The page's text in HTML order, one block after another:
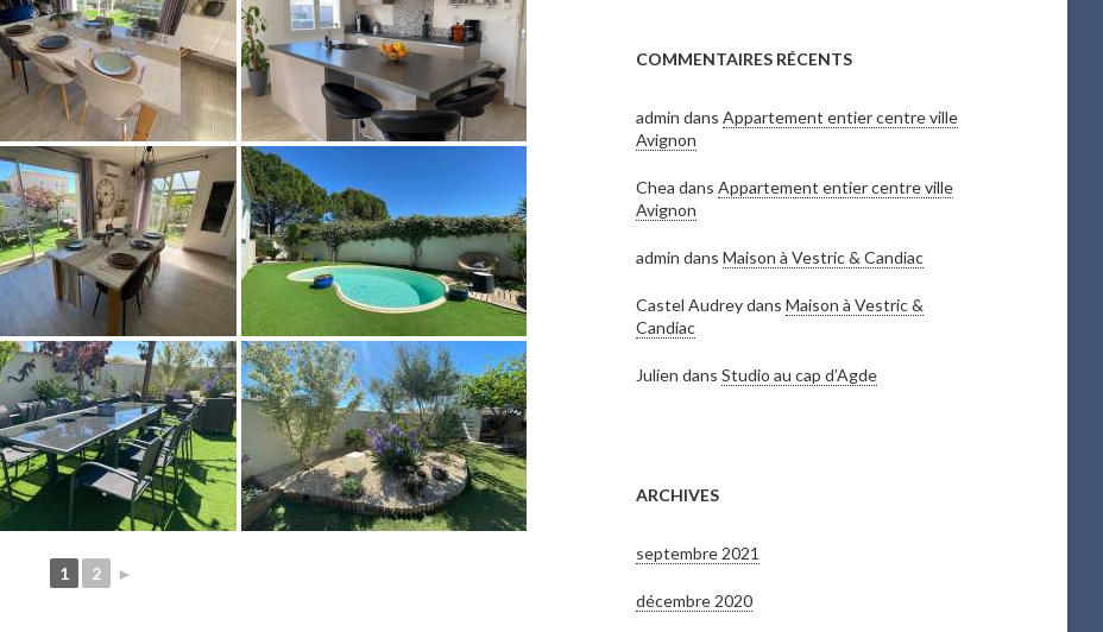
1 2 ►
COMMENTAIRES RÉCENTS
admin dans Appartement entier centre ville
Avignon
Chea dans Appartement entier centre ville
Avignon
admin dans Maison à Vestric & Candiac
Castel Audreydans Maison à Vestric &
Candiac
Julien dans Studio au cap d’Agde
ARCHIVES
septembre 2021
décembre 2020